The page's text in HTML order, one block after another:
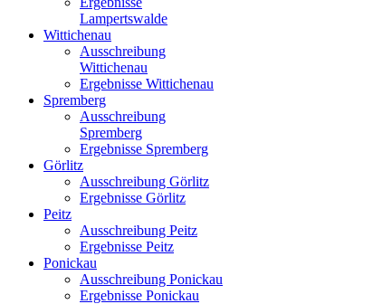
Lampertswalde
Wittichenau
Ausschreibung
Wittichenau
Ergebnisse Wittichenau
Spremberg
Ausschreibung
Spremberg
Ergebnisse Spremberg
Görlitz
Ausschreibung Görlitz
Ergebnisse Görlitz
Peitz
Ausschreibung Peitz
Ergebnisse Peitz
Ponickau
Ausschreibung Ponickau
Ergebnisse Ponickau